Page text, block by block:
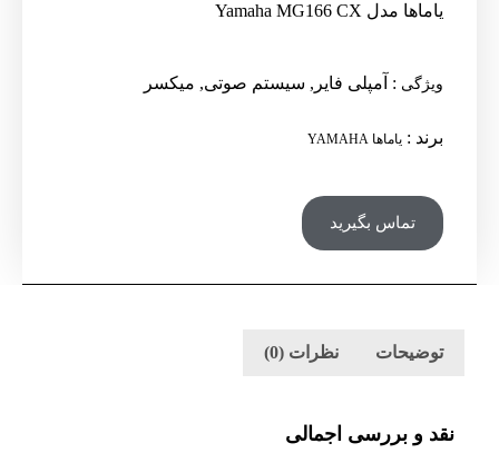
یاماها مدل Yamaha MG166 CX
ویژگی: آمپلی فایر, سیستم صوتی ,میکسر
برند: یاماها YAMAHA
تماس بگیرید
توضیحات نظرات (0)
نقد و بررسی اجمالی